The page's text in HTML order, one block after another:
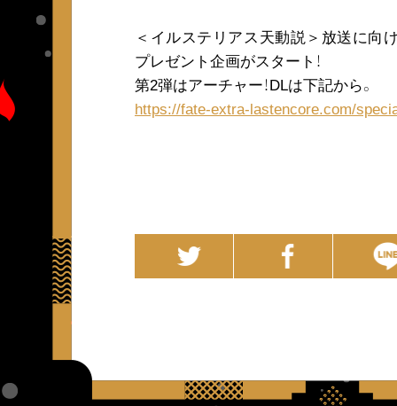
＜イルステリアス天動説＞放送に向
プレゼント企画がスタート！
第2弾はアーチャー！DLは下記から。
https://fate-extra-lastencore.com/